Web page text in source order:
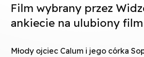
Film wybrany przez
ankiecie na ulubiony
Młody ojciec Calum i jego córka